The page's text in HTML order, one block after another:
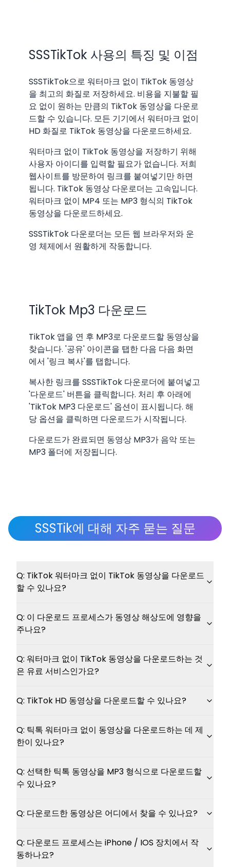
SSSTikTok 사용의 특징 및 이점
SSSTikTok으로 워터마크 없이 TikTok 동영상
을 최고의 화질로 저장하세요. 비용을 지불할 필
요 없이 원하는 만큼의 TikTok 동영상을 다운로
드할 수 있습니다. 모든 기기에서 워터마크 없이
HD 화질로 TikTok 동영상을 다운로드하세요.
워터마크 없이 TikTok 동영상을 저장하기 위해
사용자 아이디를 입력할 필요가 없습니다. 저희
웹사이트를 방문하여 링크를 붙여넣기만 하면
됩니다. TikTok 동영상 다운로더는 고속입니다.
워터마크 없이 MP4 또는 MP3 형식의 TikTok
동영상을 다운로드하세요.
SSSTikTok 다운로더는 모든 웹 브라우저와 운
영 체제에서 원활하게 작동합니다.
TikTok Mp3 다운로드
TikTok 앱을 연 후 MP3로 다운로드할 동영상을
찾습니다. '공유' 아이콘을 탭한 다음 다음 화면
에서 '링크 복사'를 탭합니다.
복사한 링크를 SSSTikTok 다운로더에 붙여넣고
'다운로드' 버튼을 클릭합니다. 처리 후 아래에
'TikTok MP3 다운로드' 옵션이 표시됩니다. 해
당 옵션을 클릭하면 다운로드가 시작됩니다.
다운로드가 완료되면 동영상 MP3가 음악 또는
MP3 폴더에 저장됩니다.
SSSTik에 대해 자주 묻는 질문
Q: TikTok 워터마크 없이 TikTok 동영상을 다운로드
할 수 있나요?
Q: 이 다운로드 프로세스가 동영상 해상도에 영향을
주나요?
Q: 워터마크 없이 TikTok 동영상을 다운로드하는 것
은 유료 서비스인가요?
Q: TikTok HD 동영상을 다운로드할 수 있나요?
Q: 틱톡 워터마크 없이 동영상을 다운로드하는 데 제
한이 있나요?
Q: 선택한 틱톡 동영상을 MP3 형식으로 다운로드할
수 있나요?
Q: 다운로드한 동영상은 어디에서 찾을 수 있나요?
Q: 다운로드 프로세스는 iPhone / IOS 장치에서 작
동하나요?